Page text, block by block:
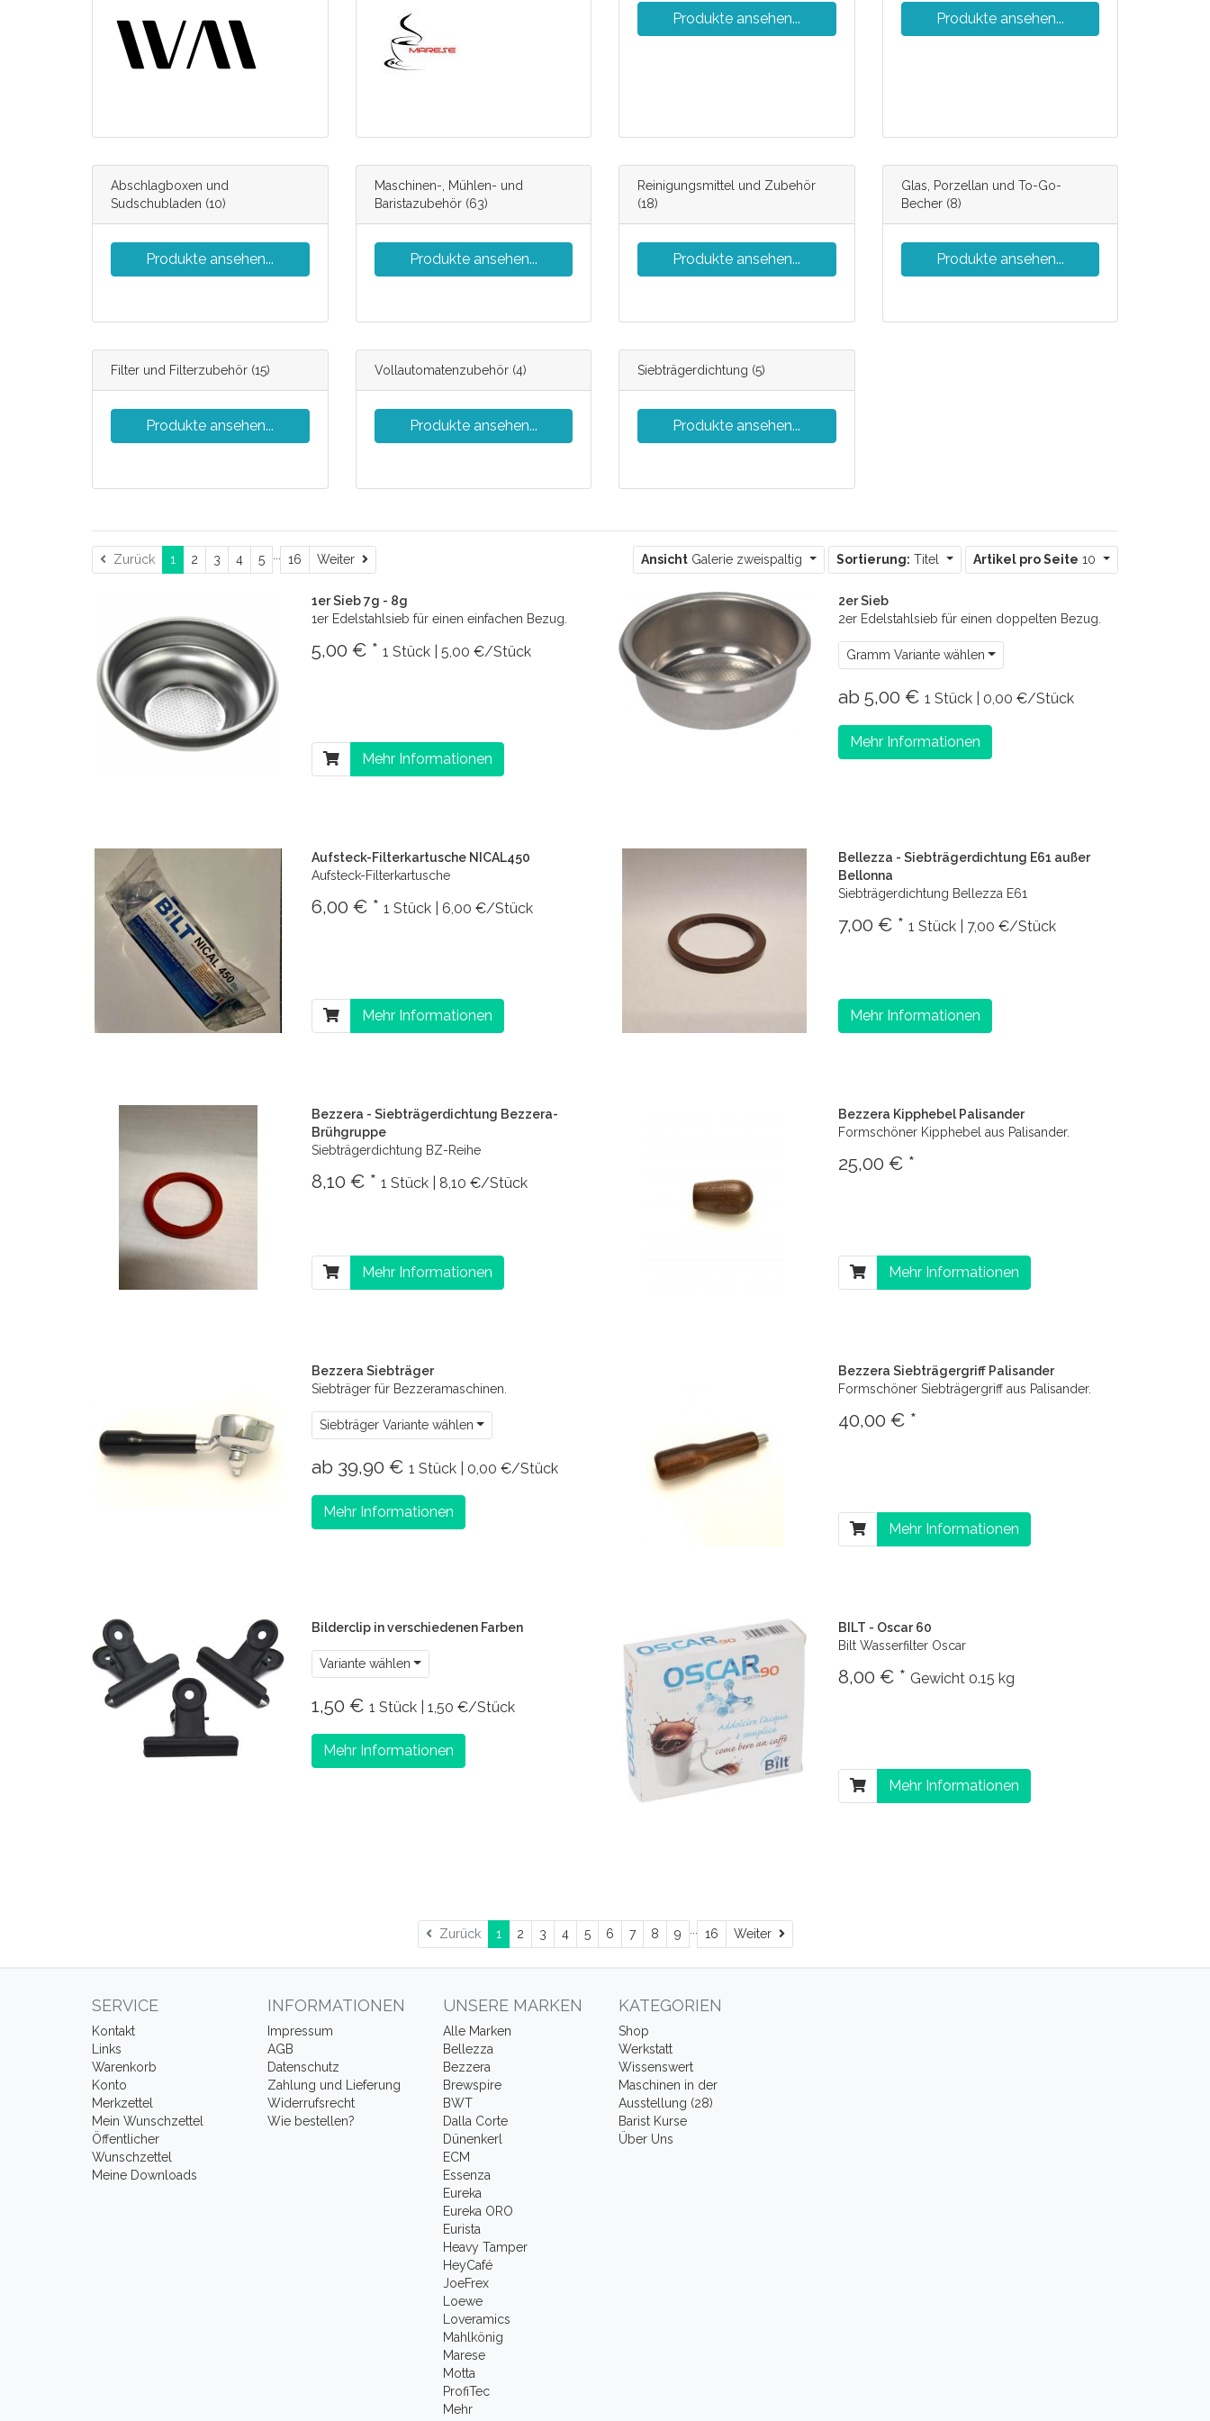
Produkte ansehen... Produkte ansehen...
Abschlagboxen und
Sudschubladen (10)
Produkte ansehen...
Maschinen-, Mühlen- und
Baristazubehör(63)
Produkte ansehen...
Reinigungsmittel und Zubehör
(18)
Produkte ansehen...
Glas, Porzellan und To-Go-
Becher(8)
Produkte ansehen...
Filter und Filterzubehör (15)
Produkte ansehen...
Vollautomatenzubehör(4)
Produkte ansehen...
Siebträgerdichtung (5)
Produkte ansehen...
Zurück 1 2 3 4 5 16 Weiter Weiter Ansicht Galerie zweispaltig Sortierung: Titel Artikel pro Seite 10
1er Sieb 7g - 8g
1er Edelstahlsieb für einen einfachen Bezug.
5,00 € * 1 Stück | 5,00 €/Stück
Mehr Informationen
2er Sieb
2er Edelstahlsieb für einen doppelten Bezug.
Gramm Variante wählen
ab 5,00 € 1 Stück | 0,00 €/Stück
Mehr Informationen
Aufsteck-Filterkartusche NICAL450
Aufsteck-Filterkartusche
6,00 € * 1 Stück | 6,00 €/Stück
Mehr Informationen
Bellezza - Siebträgerdichtung E61 außer
Bellonna
Siebträgerdichtung Bellezza E61
7,00 € * 1 Stück | 7,00 €/Stück
Mehr Informationen
Bezzera - Siebträgerdichtung Bezzera-
Brühgruppe
Siebträgerdichtung BZ-Reihe
8,10 € * 1 Stück | 8,10 €/Stück
Mehr Informationen
Bezzera Kipphebel Palisander
Formschöner Kipphebel aus Palisander.
25,00 € *
Mehr Informationen
Bezzera Siebträger
Siebträger für Bezzeramaschinen.
Siebträger Variante wählen
ab 39,90 € 1 Stück | 0,00 €/Stück
Mehr Informationen
Bezzera Siebträgergriff Palisander
Formschöner Siebträgergriff aus Palisander.
40,00 € *
Mehr Informationen
Bilderclip in verschiedenen Farben
Variante wählen
1,50 € 1 Stück | 1,50 €/Stück
Mehr Informationen
BILT - Oscar 60
Bilt Wasserfilter Oscar
8,00 € * Gewicht 0.15 kg
Mehr Informationen
Zurück 1 2 3 4 5 6 7 8 9 16 Weiter Weiter
SERVICE
Kontakt
Links
Warenkorb
Konto
Merkzettel
Mein Wunschzettel
Öffentlicher
Wunschzettel
Meine Downloads
INFORMATIONEN
Impressum
AGB
Datenschutz
Zahlung und Lieferung
Widerrufsrecht
Wie bestellen?
UNSERE MARKEN
Alle Marken
Bellezza
Bezzera
Brewspire
BWT
Dalla Corte
Dünenkerl
ECM
Essenza
Eureka
Eureka ORO
Eurista
Heavy Tamper
HeyCafé
JoeFrex
Loewe
Loveramics
Mahlkönig
Marese
Motta
ProfiTec
Mehr
KATEGORIEN
Shop
Werkstatt
Wissenswert
Maschinen in der
Ausstellung (28)
Barist Kurse
Über Uns